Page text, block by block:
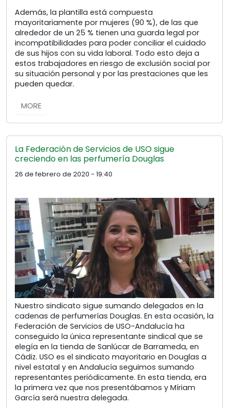
Además, la plantilla está compuesta
mayoritariamente por mujeres (90 %), de las que
alrededor de un 25 % tienen una guarda legal por
incompatibilidades para poder conciliar el cuidado
de sus hijos con su vida laboral. Todo esto deja a
estos trabajadores en riesgo de exclusión social por
su situación personal y por las prestaciones que les
pueden quedar.
MORE
La Federación de Servicios de USO sigue
creciendo en las perfumería Douglas
26 de febrero de 2020 - 19:40
Nuestro sindicato sigue sumando delegados en la
cadenas de perfumerías Douglas. En esta ocasión, la
Federación de Servicios de USO-Andalucía ha
conseguido la única representante sindical que se
elegía en la tienda de Sanlúcar de Barrameda, en
Cádiz. USO es el sindicato mayoritario en Douglas a
nivel estatal y en Andalucía seguimos sumando
representantes periódicamente. En esta tienda, era
la primera vez que nos presentábamos y Míriam
García será nuestra delegada.